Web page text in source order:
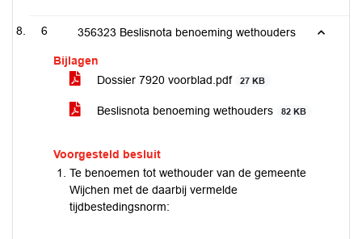
6 356323 Beslisnota benoeming wethouders
Bijlagen
Dossier 7920 voorblad.pdf
27 KB
Beslisnota benoeming wethouders 82 KB
Voorgesteld besluit
Te benoemen tot wethouder van de gemeente
Wijchen met de daarbij vermelde
tijdbestedingsnorm: